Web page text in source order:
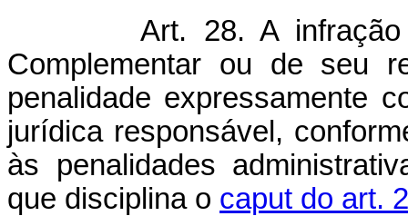
Art. 28. A
Complementar ou de seu
penalidade expressamente
jurídica responsável,
às penalidades
que disciplina o caput do art.